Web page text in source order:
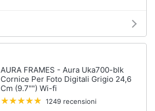
AURA FRAMES - Aura Uka700-blk
Cornice Per Foto Digitali Grigio 24,6
Cm (9.7"") Wi-fi
1249 recensioni